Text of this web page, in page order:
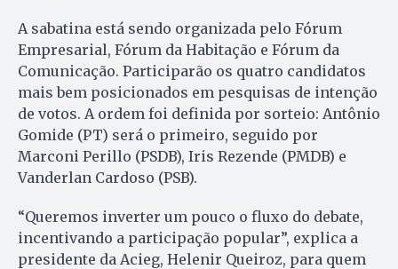
A sabatina está sendo organizada pelo Fórum
Empresarial, Fórum da Habitação e Fórum da
Comunicação. Participarão os quatro candidatos
mais bem posicionados em pesquisas de intenção
de votos. A ordem foi definida por sorteio: Antônio
Gomide (PT) será o primeiro, seguido por
Marconi Perillo (PSDB), Iris Rezende (PMDB) e
Vanderlan Cardoso (PSB).
“Queremos inverter um pouco o fluxo do debate,
incentivando a participação popular”, explica a
presidente da Acieg, Helenir Queiroz, para quem